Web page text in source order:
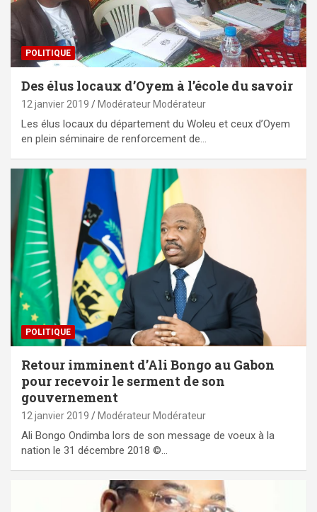
POLITIQUE
Des élus locaux d’Oyem à l’école du savoir
12 janvier 2019 Modérateur Modérateur
Les élus locaux du département du Woleu et ceux d’Oyem
en plein séminaire de renforcement de…
POLITIQUE
Retour imminent d’Ali Bongo au Gabon
pour recevoir le serment de son
gouvernement
12 janvier 2019 Modérateur Modérateur
Ali Bongo Ondimba lors de son message de voeux à la
nation le 31 décembre 2018 ©…